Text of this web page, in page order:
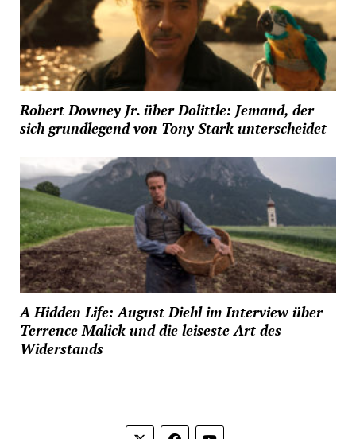
Robert Downey Jr. über Dolittle: Jemand, der
sich grundlegend von Tony Stark unterscheidet
A Hidden Life: August Diehl im Interview über
Terrence Malick und die leiseste Art des
Widerstands